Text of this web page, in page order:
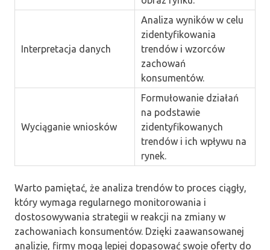
Interpretacja danych
Analiza wyników w celu
zidentyfikowania
trendów i wzorców
zachowań
konsumentów.
Wyciąganie wniosków
Formułowanie działań
na podstawie
zidentyfikowanych
trendów i ich wpływu na
rynek.
Warto pamiętać, że analiza trendów to proces ciągły,
który wymaga regularnego monitorowania i
dostosowywania strategii w reakcji na zmiany w
zachowaniach konsumentów. Dzięki zaawansowanej
analizie, firmy mogą lepiej dopasować swoje oferty do